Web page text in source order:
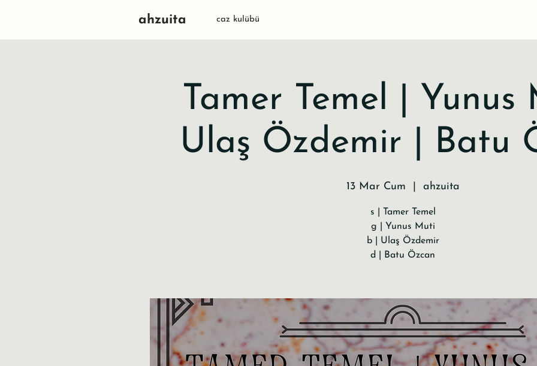
ahzuita caz kulübü
Tamer Temel | Yunus
Ulaş Özdemir | Batu
13 Mar Cum ahzuita
s | Tamer Temel
g | Yunus Muti
b | Ulaş Özdemir
d | Batu Özcan